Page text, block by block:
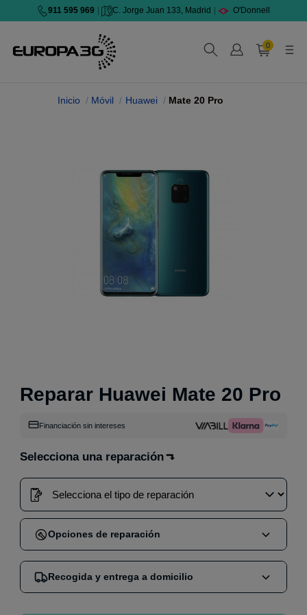
911 595 969 C. Jorge Juan 133, Madrid O'Donnell
0
Inicio Móvil Huawei Mate 20 Pro
Reparar Huawei Mate 20 Pro
Financiación sin intereses
Selecciona una reparación
Opciones de reparación
Cuando compras una reparación en nuestra web,
puedes elegir entre dos opciones:
Recogida y entrega a domicilio